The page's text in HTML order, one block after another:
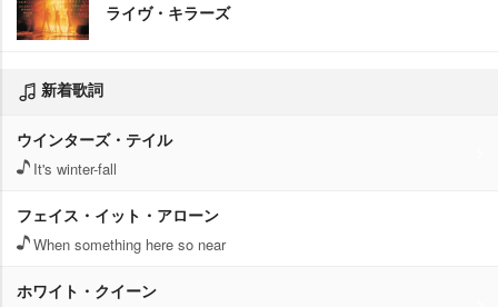
ライヴ・キラーズ
新着歌詞
ウインターズ・テイル
It's winter-fall
フェイス・イット・アローン
When something here so near
ホワイト・クイーン